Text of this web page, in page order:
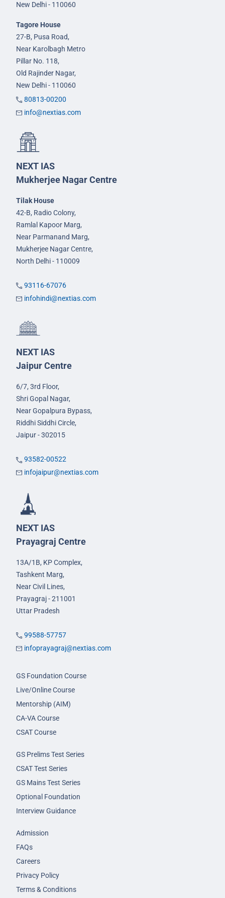
New Delhi - 110060
Tagore House
27-B, Pusa Road,
Near Karolbagh Metro
Pillar No. 118,
Old Rajinder Nagar,
New Delhi - 110060
80813-00200
info@nextias.com
NEXT IAS
Mukherjee Nagar Centre
Tilak House
42-B, Radio Colony,
Ramlal Kapoor Marg,
Near Parmanand Marg,
Mukherjee Nagar Centre,
North Delhi - 110009
93116-67076
infohindi@nextias.com
NEXT IAS
Jaipur Centre
6/7, 3rd Floor,
Shri Gopal Nagar,
Near Gopalpura Bypass,
Riddhi Siddhi Circle,
Jaipur - 302015
93582-00522
infojaipur@nextias.com
NEXT IAS
Prayagraj Centre
13A/1B, KP Complex,
Tashkent Marg,
Near Civil Lines,
Prayagraj - 211001
Uttar Pradesh
99588-57757
infoprayagraj@nextias.com
GS Foundation Course
Live/Online Course
Mentorship (AIM)
CA-VA Course
CSAT Course
GS Prelims Test Series
CSAT Test Series
GS Mains Test Series
Optional Foundation
Interview Guidance
Admission
FAQs
Careers
Privacy Policy
Terms & Conditions